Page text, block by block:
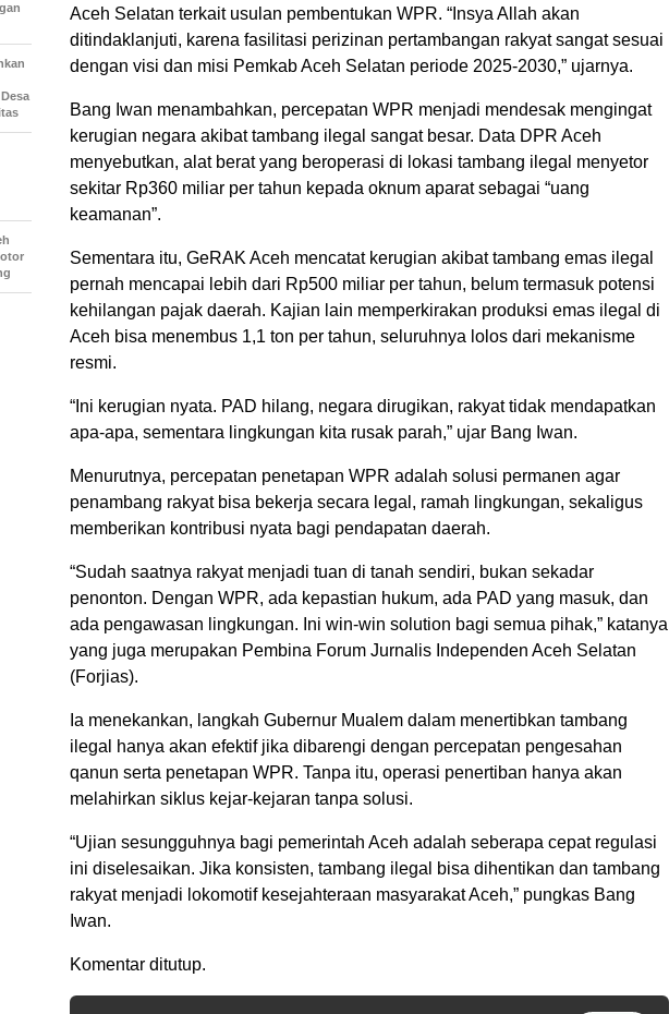
Aceh Selatan terkait usulan pembentukan WPR. “Insya Allah akan
ditindaklanjuti, karena fasilitasi perizinan pertambangan rakyat sangat sesuai
dengan visi dan misi Pemkab Aceh Selatan periode 2025-2030,” ujarnya.
Bang Iwan menambahkan, percepatan WPR menjadi mendesak mengingat
kerugian negara akibat tambang ilegal sangat besar. Data DPR Aceh
menyebutkan, alat berat yang beroperasi di lokasi tambang ilegal menyetor
sekitar Rp360 miliar per tahun kepada oknum aparat sebagai “uang
keamanan”.
Sementara itu, GeRAK Aceh mencatat kerugian akibat tambang emas ilegal
pernah mencapai lebih dari Rp500 miliar per tahun, belum termasuk potensi
kehilangan pajak daerah. Kajian lain memperkirakan produksi emas ilegal di
Aceh bisa menembus 1,1 ton per tahun, seluruhnya lolos dari mekanisme
resmi.
“Ini kerugian nyata. PAD hilang, negara dirugikan, rakyat tidak mendapatkan
apa-apa, sementara lingkungan kita rusak parah,” ujar Bang Iwan.
Menurutnya, percepatan penetapan WPR adalah solusi permanen agar
penambang rakyat bisa bekerja secara legal, ramah lingkungan, sekaligus
memberikan kontribusi nyata bagi pendapatan daerah.
“Sudah saatnya rakyat menjadi tuan di tanah sendiri, bukan sekadar
penonton. Dengan WPR, ada kepastian hukum, ada PAD yang masuk, dan
ada pengawasan lingkungan. Ini win-win solution bagi semua pihak,” katanya
yang juga merupakan Pembina Forum Jurnalis Independen Aceh Selatan
(Forjias).
Ia menekankan, langkah Gubernur Mualem dalam menertibkan tambang
ilegal hanya akan efektif jika dibarengi dengan percepatan pengesahan
qanun serta penetapan WPR. Tanpa itu, operasi penertiban hanya akan
melahirkan siklus kejar-kejaran tanpa solusi.
“Ujian sesungguhnya bagi pemerintah Aceh adalah seberapa cepat regulasi
ini diselesaikan. Jika konsisten, tambang ilegal bisa dihentikan dan tambang
rakyat menjadi lokomotif kesejahteraan masyarakat Aceh,” pungkas Bang
Iwan.
Komentar ditutup.